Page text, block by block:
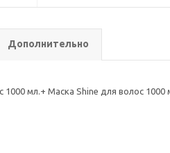
Дополнительно
мл.+ Маска Shine для волос